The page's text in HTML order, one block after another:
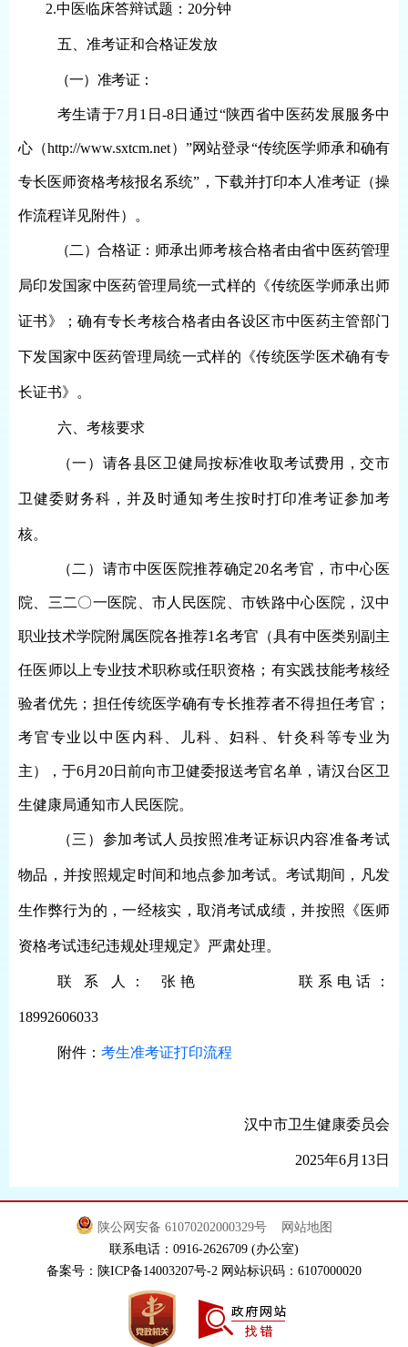
2.中医临床答辩试题： 20分钟
五 准考证和合格证发放
（一）准考证：
考生请于7月1日-8日 通过“陕西省中医药发展服务中
心（http://www.sxtcm.net）”网站登录“传统医学师承和确有
专长医师资格考核报名系统”，下载并打印本人准考证 （操
作流程详见附件） 。
（二）合格证： 师承出师考核合格者由省中医药管理
局印发国家中医药管理局统一式样的《传统医学师承出师
证书》；确有专长考核合格者由各设区市中医药主管部门
下发国家中医药管理局统一式样的《传统医学医术确有专
长证书》。
六、 考核要求
（一）请各县区卫健局按标准收取考试费用，交市
卫健委财务科，并及时通知考生按时打印准考证参加考
核。
（ 二 ） 请市中医 医院推荐确定20名考官，市中心医
院、 三二〇一医院、市人民医院、市铁路中心医院，汉中
职业技术学院附属医院各推荐1名考官 （具有中医类别副主
任医师以上专业技术职称或任职资格 ；有实践技能考核经
验者优先；担任传统医学确有专长推荐者不得担任考官 ；
考官专业以中医内科、儿科、妇科、针灸科等专业为
主） ， 于6月20日 前向市卫健委报送考官名单 ，请汉台区卫
生健康局通知市人民医院。
（三 ）参加考试人员按照准考证标识内容准备考试
物品，并按照规定时间和地点参加考试。考试期间，凡发
生作弊行为的，一经核实，取消考试成绩，并按照《医师
资格考试违纪违规处理规定》严肃处理。
联 系 人： 张艳 联系电话：
18992606033
附件： 考生准考证打印流程
汉中市卫生健康委员会
2025年6月13日
陕公网安备 61070202000329号
网站地图
联系电话：0916-2626709 (办公室)
备案号：陕ICP备14003207号-2 网站标识码：6107000020